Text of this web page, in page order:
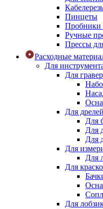
Пинцеты
Пробники
Ручные
Прессы
Расходные
Для
Для
Для дрелей
Для
Для
Для
Для
Для
Для
Для